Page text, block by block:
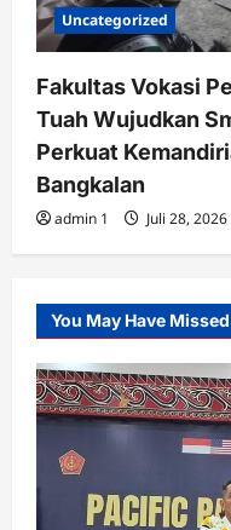
Uncategorized
Fakultas Vokasi
Tuah Wujudkan
Perkuat
Bangkalan
admin 1 Juli 28, 2026
You May Have Missed